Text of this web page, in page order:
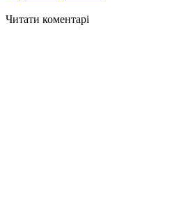
Читати коментарі